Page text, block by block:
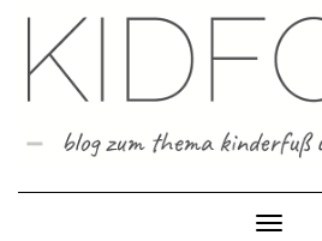
content
Toggle